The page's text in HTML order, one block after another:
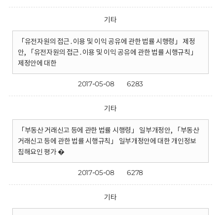
기타
「유전자원의 접근․이용 및 이익 공유에 관한 법률 시행령」 제정
안, 「유전자원의 접근․이용 및 이익 공유에 관한 법률 시행규칙」
제정안에 대한
2017-05-08 6283
기타
「부동산 거래신고 등에 관한 법률 시행령」 일부개정안, 「부동산
거래신고 등에 관한 법률 시행규칙」 일부개정안에 대한 개인정보
침해요인 평가 �
2017-05-08 6278
기타